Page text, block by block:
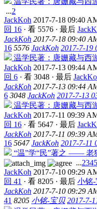
...2
JackKoh 2017-7-18 09:40
回 16 · 看 5576 · 最后
JackKoh 2017-7-18 09:40
16 5576 JackKoh 2017-7-19
温学民著：唐姗藏与西
JackKoh 2017-7-13 09:44
回 6 · 看 3048 · 最后
JackKoh 2017-7-13 09:44
6 3048 JackKoh 2017-7-13
温学民著：唐姗藏与西
JackKoh 2017-7-11 09:39
回 16 · 看 5647 · 最后
JackKoh 2017-7-11 09:39
16 5647 JackKoh 2017-7-11
“温”学“民”著之 —— 老
...2345
JackKoh 2017-7-10 09:29
回 41 · 看 8205 · 最后 小铭-
JackKoh 2017-7-10 09:29
41 8205 小铭-宝贝 2017-7-